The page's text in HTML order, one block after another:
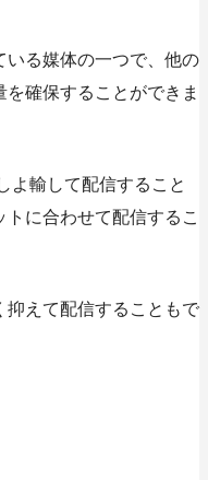
いる媒体の一つで、他の
確保することができま
よ輸して配信すること
に合わせて配信するこ
抑えて配信することもで